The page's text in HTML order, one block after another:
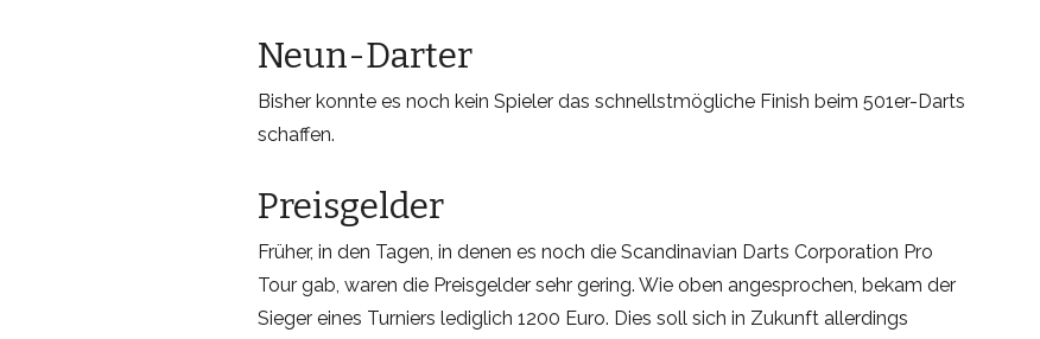
Neun-Darter
Bisher konnte es noch kein Spieler das schnellstmögliche Finish beim 501er-Darts
schaffen.
Preisgelder
Früher, in den Tagen, in denen es noch die Scandinavian Darts Corporation Pro
Tour gab, waren die Preisgelder sehr gering. Wie oben angesprochen, bekam der
Sieger eines Turniers lediglich 1200 Euro. Dies soll sich in Zukunft allerdings